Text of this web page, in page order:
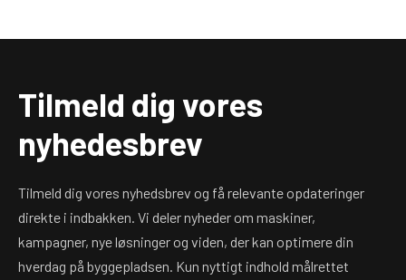
Tilmeld dig vores
nyhedesbrev
Tilmeld dig vores nyhedsbrev og få relevante opdateringer
direkte i indbakken. Vi deler nyheder om maskiner,
kampagner, nye løsninger og viden, der kan optimere din
hverdag på byggepladsen. Kun nyttigt indhold målrettet